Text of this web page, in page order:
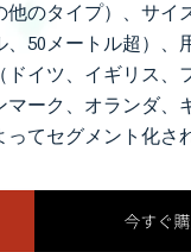
他のタイプ）、サイ
、50メートル超）、
イツ、イギリス、
マーク、オランダ、
てセグメント化さ